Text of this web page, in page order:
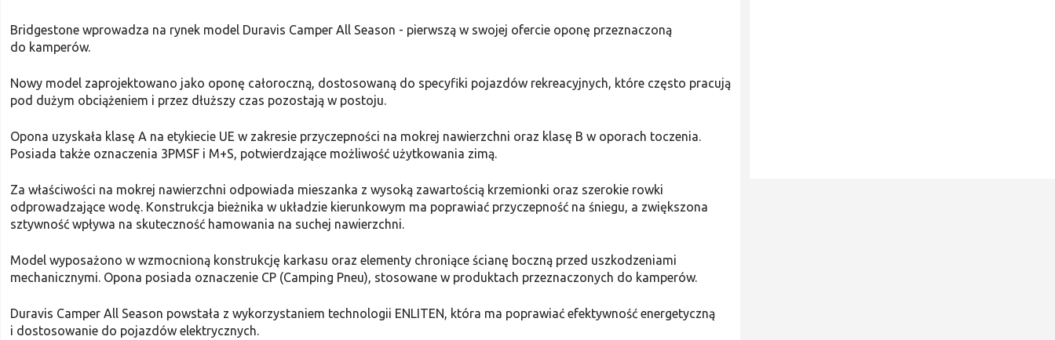
Bridgestone wprowadza na rynek model Duravis Camper All Season - pierwszą w swojej ofercie oponę przeznaczoną
do kamperów.
Nowy model zaprojektowano jako oponę całoroczną, dostosowaną do specyfiki pojazdów rekreacyjnych, które często pracują
pod dużym obciążeniem i przez dłuższy czas pozostają w postoju.
Opona uzyskała klasę A na etykiecie UE w zakresie przyczepności na mokrej nawierzchni oraz klasę B w oporach toczenia.
Posiada także oznaczenia 3PMSF i M+S, potwierdzające możliwość użytkowania zimą.
Za właściwości na mokrej nawierzchni odpowiada mieszanka z wysoką zawartością krzemionki oraz szerokie rowki
odprowadzające wodę. Konstrukcja bieżnika w układzie kierunkowym ma poprawiać przyczepność na śniegu, a zwiększona
sztywność wpływa na skuteczność hamowania na suchej nawierzchni.
Model wyposażono w wzmocnioną konstrukcję karkasu oraz elementy chroniące ścianę boczną przed uszkodzeniami
mechanicznymi. Opona posiada oznaczenie CP (Camping Pneu), stosowane w produktach przeznaczonych do kamperów.
Duravis Camper All Season powstała z wykorzystaniem technologii ENLITEN, która ma poprawiać efektywność energetyczną
i dostosowanie do pojazdów elektrycznych.